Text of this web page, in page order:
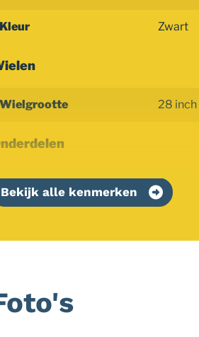
Kleur Zwart
Wielgrootte 28 inch
Bekijk alle kenmerken